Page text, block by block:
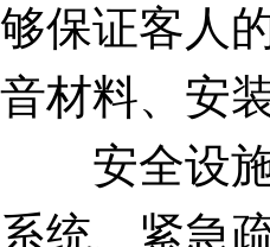
够保证客人
音材料、安
安全设施
系统、紧急